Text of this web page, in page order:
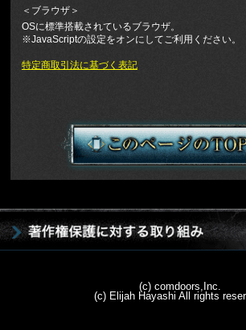
＜ブラウザ＞
OSに標準搭載されているブラウザ。
※JavaScriptの設定をオンにしてご利用ください。
特定商取引法に基づく表記
(c) comdoors,Inc.
(c) Elijah Hayashi All rights